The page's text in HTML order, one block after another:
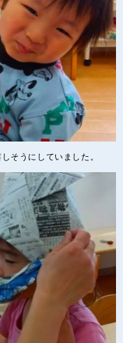
そうにしていました。